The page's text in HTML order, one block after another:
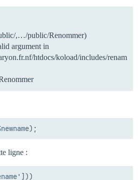
,…/public/Renommer)
argument in
htdocs/koload/includes/renam
ligne :